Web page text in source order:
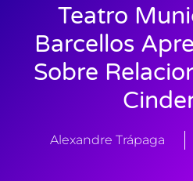
Teatro
Barcellos
Sobre
Alexandre Trápaga